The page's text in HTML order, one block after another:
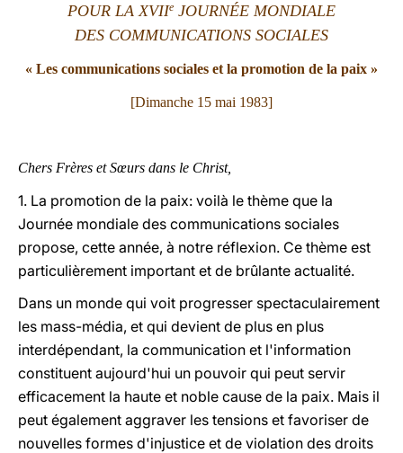
POUR LA XVIIe JOURNÉE MONDIALE
DES COMMUNICATIONS SOCIALES
« Les communications sociales et la promotion de la paix »
[Dimanche 15 mai 1983]
Chers Frères et Sœurs dans le Christ,
1. La promotion de la paix: voilà le thème que la
Journée mondiale des communications sociales
propose, cette année, à notre réflexion. Ce thème est
particulièrement important et de brûlante actualité.
Dans un monde qui voit progresser spectaculairement
les mass-média, et qui devient de plus en plus
interdépendant, la communication et l'information
constituent aujourd'hui un pouvoir qui peut servir
efficacement la haute et noble cause de la paix. Mais il
peut également aggraver les tensions et favoriser de
nouvelles formes d'injustice et de violation des droits